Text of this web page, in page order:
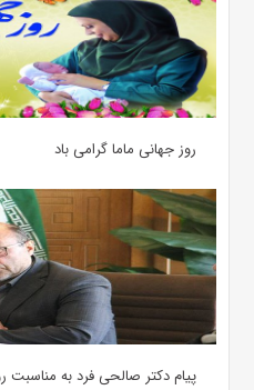
روز جهانی ماما گرامی باد
پیام دکتر صالحی فرد به مناسبت